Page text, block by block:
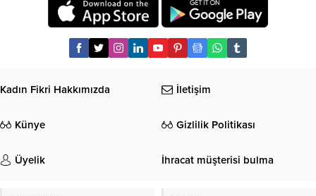
Kadın Fikri Hakkımızda İletişim
Künye Gizlilik Politikası
Üyelik İhracat müşterisi bulma